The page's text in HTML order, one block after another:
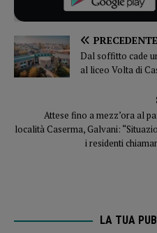
PRECEDENTE
Dal soffitto cade
al liceo Volta di
Attese fino a mezz’ora al
località Caserma, Galvani:
i residenti
LA TUA